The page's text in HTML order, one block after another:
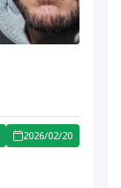
2026/02/20